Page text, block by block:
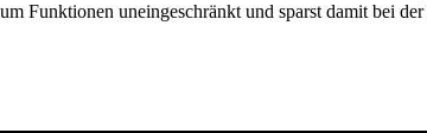
Funktionen uneingeschränkt und sparst damit bei